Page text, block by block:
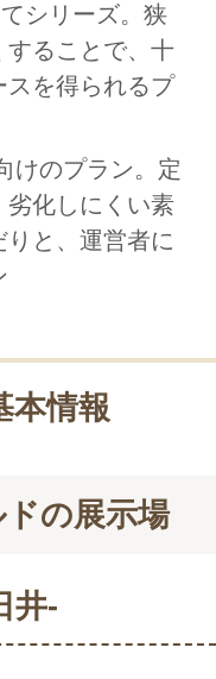
シリーズ。狭
することで、十
を得られるプ
けのプラン。定
化しにくい素
と、運営者に
本情報
の展示場
井-